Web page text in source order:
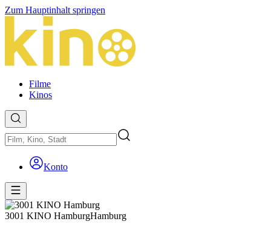
Zum Hauptinhalt springen
Filme
Kinos
Konto
3001 KINO HamburgHamburg